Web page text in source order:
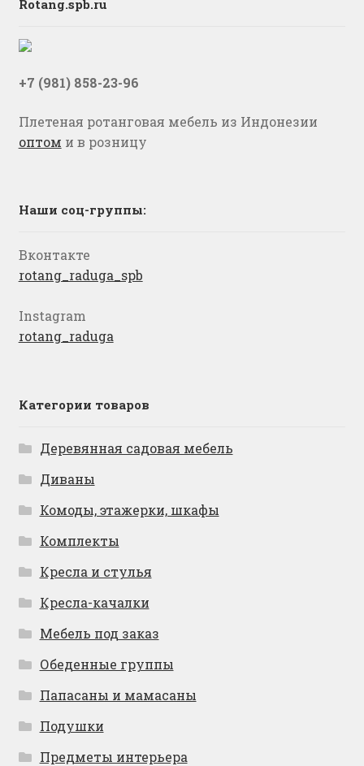
Rotang.spb.ru
+7 (981) 858-23-96
Плетеная ротанговая мебель из Индонезии
оптом и в розницу
Наши соц-группы:
Вконтакте
rotang_raduga_spb
Instagram
rotang_raduga
Категории товаров
Деревянная садовая мебель
Диваны
Комоды, этажерки, шкафы
Комплекты
Кресла и стулья
Кресла-качалки
Мебель под заказ
Обеденные группы
Папасаны и мамасаны
Подушки
Предметы интерьера